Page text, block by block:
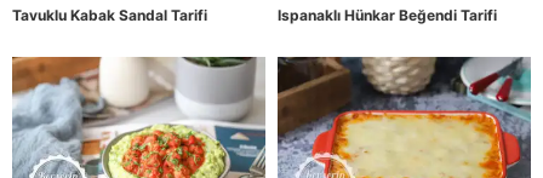
Tavuklu Kabak Sandal Tarifi Ispanaklı Hünkar Beğendi Tarifi